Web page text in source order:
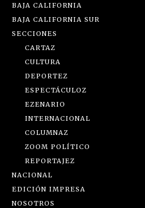
BAJA CALIFORNIA
BAJA CALIFORNIA SUR
SECCIONES
CARTAZ
CULTURA
DEPORTEZ
ESPECTÁCULOZ
EZENARIO
INTERNACIONAL
COLUMNAZ
ZOOM POLÍTICO
REPORTAJEZ
NACIONAL
EDICIÓN IMPRESA
NOSOTROS